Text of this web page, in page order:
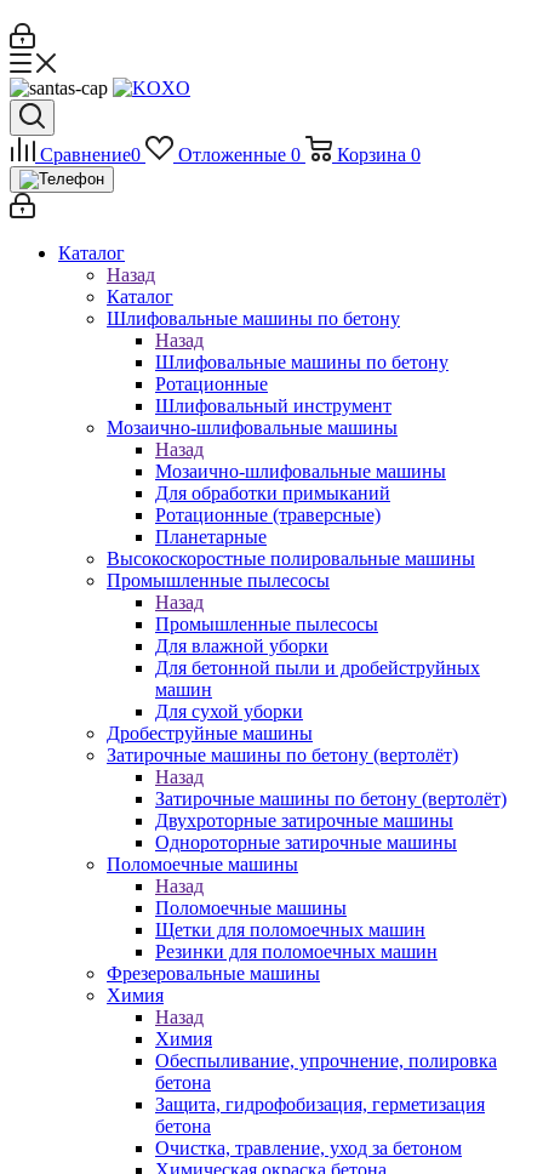
Сравнение0 Отложенные 0 Корзина 0
Каталог
Назад
Каталог
Шлифовальные машины по бетону
Назад
Шлифовальные машины по бетону
Ротационные
Шлифовальный инструмент
Мозаично-шлифовальные машины
Назад
Мозаично-шлифовальные машины
Для обработки примыканий
Ротационные (траверсные)
Планетарные
Высокоскоростные полировальные машины
Промышленные пылесосы
Назад
Промышленные пылесосы
Для влажной уборки
Для бетонной пыли и дробейструйных
машин
Для сухой уборки
Дробеструйные машины
Затирочные машины по бетону (вертолёт)
Назад
Затирочные машины по бетону (вертолёт)
Двухроторные затирочные машины
Однороторные затирочные машины
Поломоечные машины
Назад
Поломоечные машины
Щетки для поломоечных машин
Резинки для поломоечных машин
Фрезеровальные машины
Химия
Назад
Химия
Обеспыливание, упрочнение, полировка
бетона
Защита, гидрофобизация, герметизация
бетона
Очистка, травление, уход за бетоном
Химическая окраска бетона